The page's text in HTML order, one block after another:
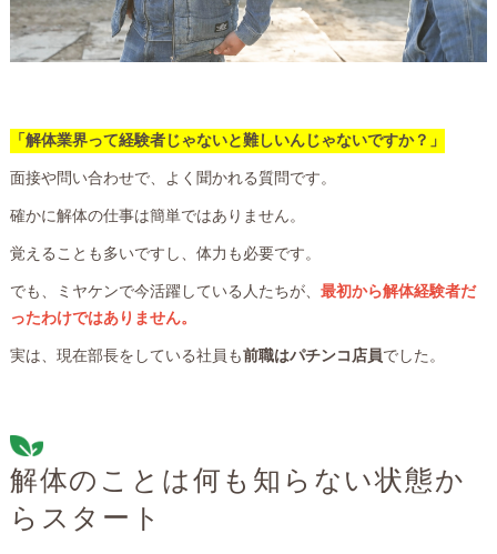
「解体業界って経験者じゃないと難しいんじゃないですか？」
面接や問い合わせで、よく聞かれる質問です。
確かに解体の仕事は簡単ではありません。
覚えることも多いですし、体力も必要です。
でも、ミヤケンで今活躍している人たちが、 最初から解体経験者だ
ったわけではありません。
実は、現在部長をしている社員も前職はパチンコ店員でした。
解体のことは何も知らない状態か
らスタート